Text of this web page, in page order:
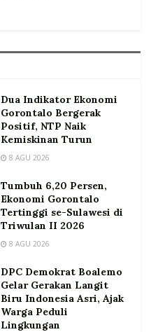
Dua Indikator Ekonomi
Gorontalo Bergerak
Positif, NTP Naik
Kemiskinan Turun
8 AGU 2026
Tumbuh 6,20 Persen,
Ekonomi Gorontalo
Tertinggi se-Sulawesi di
Triwulan II 2026
8 AGU 2026
DPC Demokrat Boalemo
Gelar Gerakan Langit
Biru Indonesia Asri, Ajak
Warga Peduli
Lingkungan